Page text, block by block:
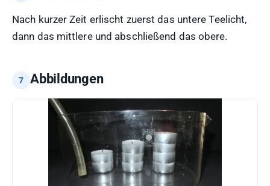
Nach kurzer Zeit erlischt zuerst das untere Teelicht,
dann das mittlere und abschließend das obere.
Abbildungen